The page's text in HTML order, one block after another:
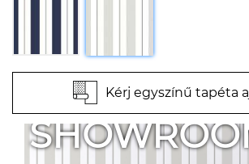
Kérj egyszínű tapéta